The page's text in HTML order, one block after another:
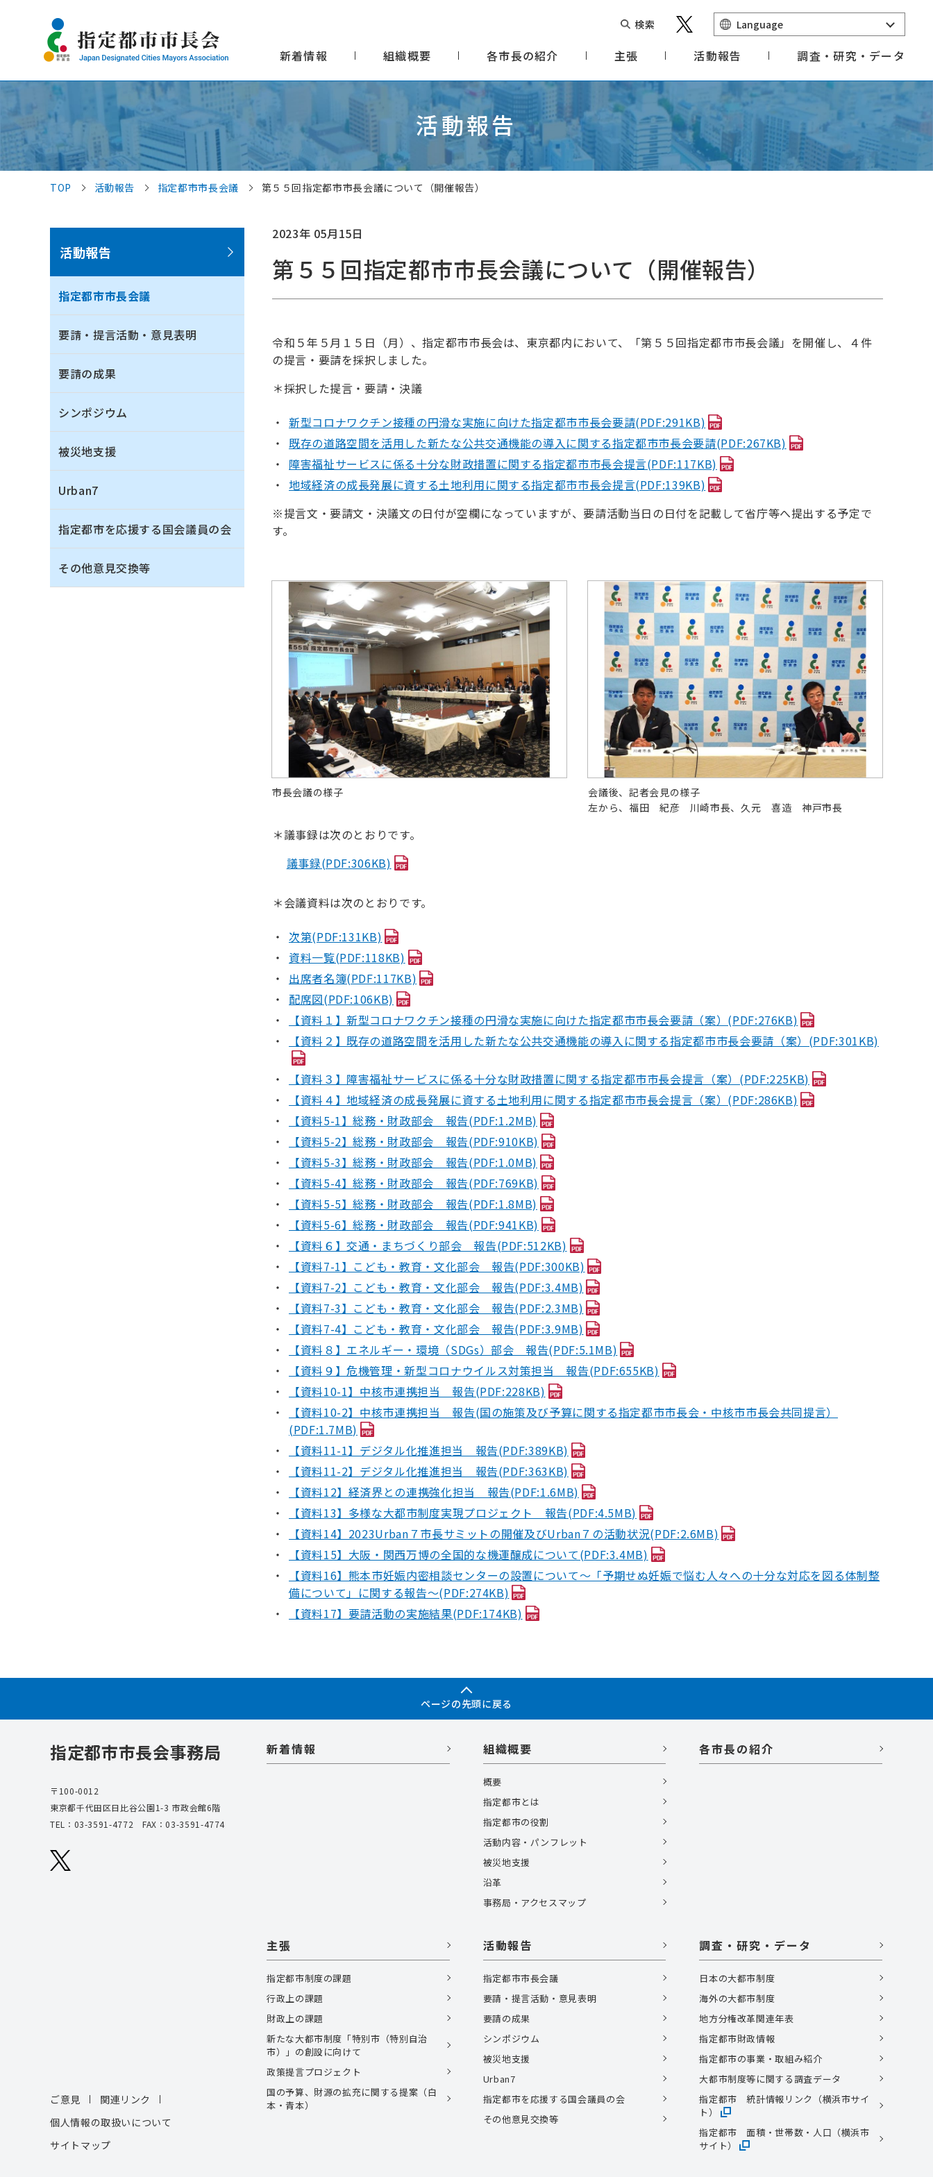
新着情報 組織概要 各市長の紹介 主張 活動報告 調査・研究・データ
検索 Language
活動報告
TOP 活動報告 指定都市市長会議 第５５回指定都市市長会議について（開催報告）
活動報告
指定都市市長会議
要請・提言活動・意見表明
要請の成果
シンポジウム
被災地支援
Urban7
指定都市を応援する国会議員の会
その他意見交換等
2023年 05月15日
第５５回指定都市市長会議について（開催報告）
令和５年５月１５日（月）、指定都市市長会は、東京都内において、「第５５回指定都市市長会議」を開催し、４件
の提言・要請を採択しました。
＊採択した提言・要請・決議
新型コロナワクチン接種の円滑な実施に向けた指定都市市長会要請(PDF:291KB)
既存の道路空間を活用した新たな公共交通機能の導入に関する指定都市市長会要請(PDF:267KB)
障害福祉サービスに係る十分な財政措置に関する指定都市市長会提言(PDF:117KB)
地域経済の成長発展に資する土地利用に関する指定都市市長会提言(PDF:139KB)
※提言文・要請文・決議文の日付が空欄になっていますが、要請活動当日の日付を記載して省庁等へ提出する予定で
す。
市長会議の様子
会議後、記者会見の様子
左から、福田 紀彦 川崎市長、久元 喜造 神戸市長
＊議事録は次のとおりです。
議事録(PDF:306KB)
＊会議資料は次のとおりです。
次第(PDF:131KB)
資料一覧(PDF:118KB)
出席者名簿(PDF:117KB)
配席図(PDF:106KB)
【資料１】新型コロナワクチン接種の円滑な実施に向けた指定都市市長会要請（案）(PDF:276KB)
【資料２】既存の道路空間を活用した新たな公共交通機能の導入に関する指定都市市長会要請（案）(PDF:301KB)
【資料３】障害福祉サービスに係る十分な財政措置に関する指定都市市長会提言（案）(PDF:225KB)
【資料４】地域経済の成長発展に資する土地利用に関する指定都市市長会提言（案）(PDF:286KB)
【資料5-1】総務・財政部会 報告(PDF:1.2MB)
【資料5-2】総務・財政部会 報告(PDF:910KB)
【資料5-3】総務・財政部会 報告(PDF:1.0MB)
【資料5-4】総務・財政部会 報告(PDF:769KB)
【資料5-5】総務・財政部会 報告(PDF:1.8MB)
【資料5-6】総務・財政部会 報告(PDF:941KB)
【資料６】交通・まちづくり部会 報告(PDF:512KB)
【資料7-1】こども・教育・文化部会 報告(PDF:300KB)
【資料7-2】こども・教育・文化部会 報告(PDF:3.4MB)
【資料7-3】こども・教育・文化部会 報告(PDF:2.3MB)
【資料7-4】こども・教育・文化部会 報告(PDF:3.9MB)
【資料８】エネルギー・環境（SDGs）部会 報告(PDF:5.1MB)
【資料９】危機管理・新型コロナウイルス対策担当 報告(PDF:655KB)
【資料10-1】中核市連携担当 報告(PDF:228KB)
【資料10-2】中核市連携担当 報告(国の施策及び予算に関する指定都市市長会・中核市市長会共同提言）
(PDF:1.7MB)
【資料11-1】デジタル化推進担当 報告(PDF:389KB)
【資料11-2】デジタル化推進担当 報告(PDF:363KB)
【資料12】経済界との連携強化担当 報告(PDF:1.6MB)
【資料13】多様な大都市制度実現プロジェクト 報告(PDF:4.5MB)
【資料14】2023Urban７市長サミットの開催及びUrban７の活動状況(PDF:2.6MB)
【資料15】大阪・関西万博の全国的な機運醸成について(PDF:3.4MB)
【資料16】熊本市妊娠内密相談センターの設置について～「予期せぬ妊娠で悩む人々への十分な対応を図る体制整
備について」に関する報告～(PDF:274KB)
【資料17】要請活動の実施結果(PDF:174KB)
ページの先頭に戻る
指定都市市長会事務局
〒100-0012
東京都千代田区日比谷公園1-3 市政会館6階
TEL： 03-3591-4772 FAX：03-3591-4774
ご意見
関連リンク
個人情報の取扱いについて
サイトマップ
新着情報 組織概要
概要
指定都市とは
指定都市の役割
活動内容・パンフレット
被災地支援
沿革
事務局・アクセスマップ
各市長の紹介
主張
指定都市制度の課題
行政上の課題
財政上の課題
新たな大都市制度「特別市（特別自治
市）」の創設に向けて
政策提言プロジェクト
国の予算、財源の拡充に関する提案（白
本・青本）
活動報告
指定都市市長会議
要請・提言活動・意見表明
要請の成果
シンポジウム
被災地支援
Urban7
指定都市を応援する国会議員の会
その他意見交換等
調査・研究・データ
日本の大都市制度
海外の大都市制度
地方分権改革関連年表
指定都市財政情報
指定都市の事業・取組み紹介
大都市制度等に関する調査データ
指定都市 統計情報リンク（横浜市サイ
ト）
指定都市 面積・世帯数・人口（横浜市
サイト）